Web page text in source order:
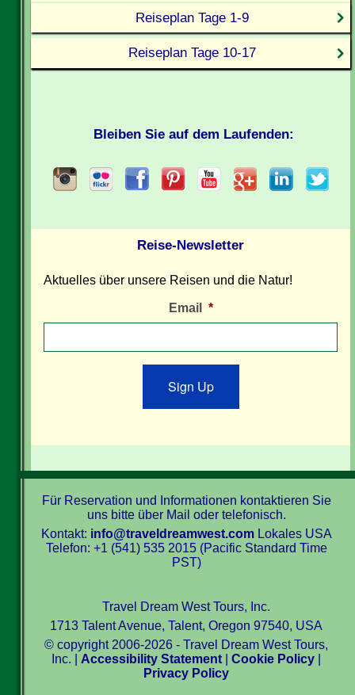
Reiseplan Tage 1-9
Reiseplan Tage 10-17
Bleiben Sie auf dem Laufenden:
Reise-Newsletter
Aktuelles über unsere Reisen und die Natur!
Email *
Sign Up
Für Reservation und Informationen kontaktieren Sie
uns bitte über Mail oder telefonisch.
Kontakt: info@traveldreamwest.comLokales USA
Telefon: +1 (541) 535 2015 (Pacific Standard Time
PST)
Travel Dream West Tours, Inc.
1713 Talent Avenue, Talent, Oregon 97540, USA
© copyright 2006-2026 - Travel Dream West Tours,
Inc. | Accessibility Statement |Cookie Policy
Privacy Policy